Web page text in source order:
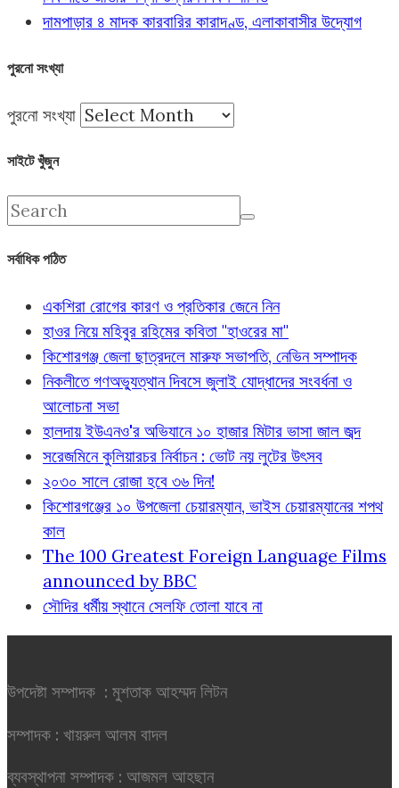
দামপাড়ার ৪ মাদক কারবারির কারাদণ্ড, এলাকাবাসীর উদ্যোগ
পুরনো সংখ্যা
পুরনো সংখ্যা
সাইটে খুঁজুন
সর্বাধিক পঠিত
একশিরা রোগের কারণ ও প্রতিকার জেনে নিন
হাওর নিয়ে মহিবুর রহিমের কবিতা "হাওরের মা"
কিশোরগঞ্জ জেলা ছাত্রদলে মারুফ সভাপতি, নেভিন সম্পাদক
নিকলীতে গণঅভ্যুত্থান দিবসে জুলাই যোদ্ধাদের সংবর্ধনা ও
আলোচনা সভা
হালদায় ইউএনও'র অভিযানে ১০ হাজার মিটার ভাসা জাল জব্দ
সরেজমিনে কুলিয়ারচর নির্বাচন : ভোট নয় লুটের উৎসব
২০৩০ সালে রোজা হবে ৩৬ দিন!
কিশোরগঞ্জের ১০ উপজেলা চেয়ারম্যান, ভাইস চেয়ারম্যানের শপথ
কাল
The 100 Greatest Foreign Language Films
announced by BBC
সৌদির ধর্মীয় স্থানে সেলফি তোলা যাবে না
উপদেষ্টা সম্পাদক : মুশতাক আহম্মদ লিটন
সম্পাদক : খায়রুল আলম বাদল
ব্যবস্থাপনা সম্পাদক : আজমল আহছান